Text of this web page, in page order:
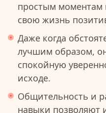
простым
свою жизнь
Даже когда
лучшим образом,
спокойную
исходе.
Общительность и
навыки позволяют